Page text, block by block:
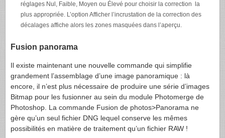
réglages Nul, Faible, Moyen ou Élevé pour choisir la correction la
plus appropriée. L’option Afficher l’incrustation de la correction des
décalages affiche alors les zones masquées dans l’aperçu.
Fusion panorama
Il existe maintenant une nouvelle commande qui simplifie
grandement l’assemblage d’une image panoramique : là
encore, il n’est plus nécessaire de produire une série d’images
Bitmap pour les fusionner au sein du module Photomerge de
Photoshop. La commande Fusion de photos>Panorama ne
gère qu’un seul fichier DNG lequel conserve les mêmes
possibilités en matière de traitement qu’un fichier RAW !